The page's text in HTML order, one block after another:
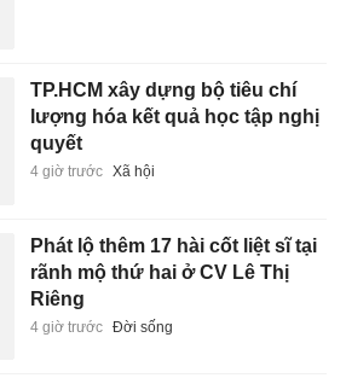
TP.HCM xây dựng bộ tiêu chí
lượng hóa kết quả học tập nghị
quyết
4 giờ trước Xã hội
Phát lộ thêm 17 hài cốt liệt sĩ tại
rãnh mộ thứ hai ở CV Lê Thị
Riêng
4 giờ trước Đời sống